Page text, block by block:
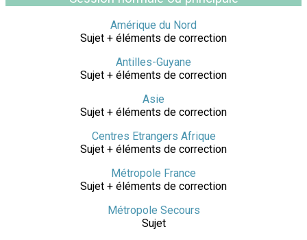
Amérique du Nord
Sujet + éléments de correction
Antilles-Guyane
Sujet + éléments de correction
Asie
Sujet + éléments de correction
Centres Etrangers Afrique
Sujet + éléments de correction
Métropole France
Sujet + éléments de correction
Métropole Secours
Sujet